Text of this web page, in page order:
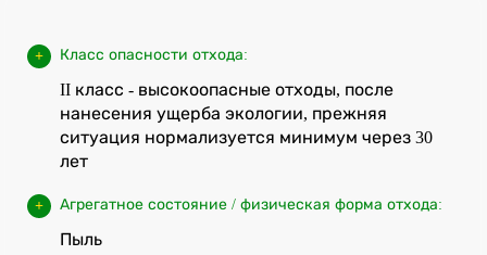
Класс опасности отхода:
II класс - высокоопасные отходы, после
нанесения ущерба экологии, прежняя
ситуация нормализуется минимум через 30
лет
Агрегатное состояние / физическая форма отхода:
Пыль